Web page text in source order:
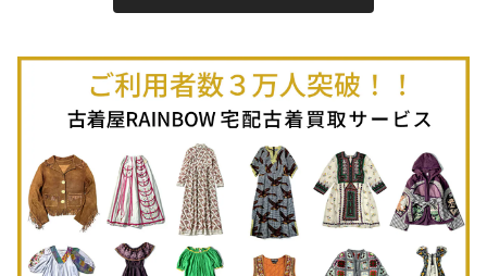
古着ポロシャツ
古着長袖ポロシャツ
古着スウェット
古着パーカー
古着タンクトップ
古着羽織り
古着ミニ丈スカート (丈56-75cm)
Autumn / Winter